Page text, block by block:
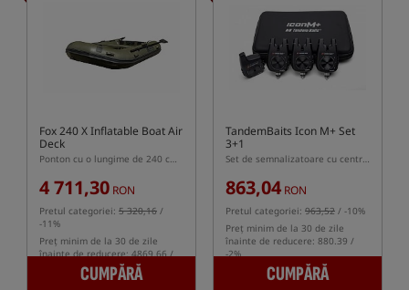
Fox 240 X Inflatable Boat Air
Deck
Ponton cu o lungime de 240 cm și podea gonflabilă
4 711,30 RON
Pretul categoriei: 5 320,16 /
-11%
Preț minim de la 30 de zile
înainte de reducere: 4869.66 /
CUMPĂRĂ
TandemBaits Icon M+ Set
3+1
Set de semnalizatoare cu centrală
863,04 RON
Pretul categoriei: 963,52 / -10%
Preț minim de la 30 de zile
înainte de reducere: 880.39 /
-2%
CUMPĂRĂ